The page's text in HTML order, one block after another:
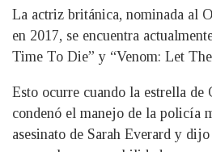
La actriz británica, nominada al
en 2017, se encuentra
Time To Die” y “Venom: Let
Esto ocurre cuando la estrella de
condenó el manejo de la policía
asesinato de Sarah Everard y